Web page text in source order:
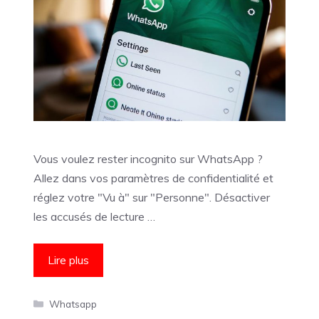
Vous voulez rester incognito sur WhatsApp ?
Allez dans vos paramètres de confidentialité et
réglez votre "Vu à" sur "Personne". Désactiver
les accusés de lecture …
Lire plus
Catégories
Whatsapp